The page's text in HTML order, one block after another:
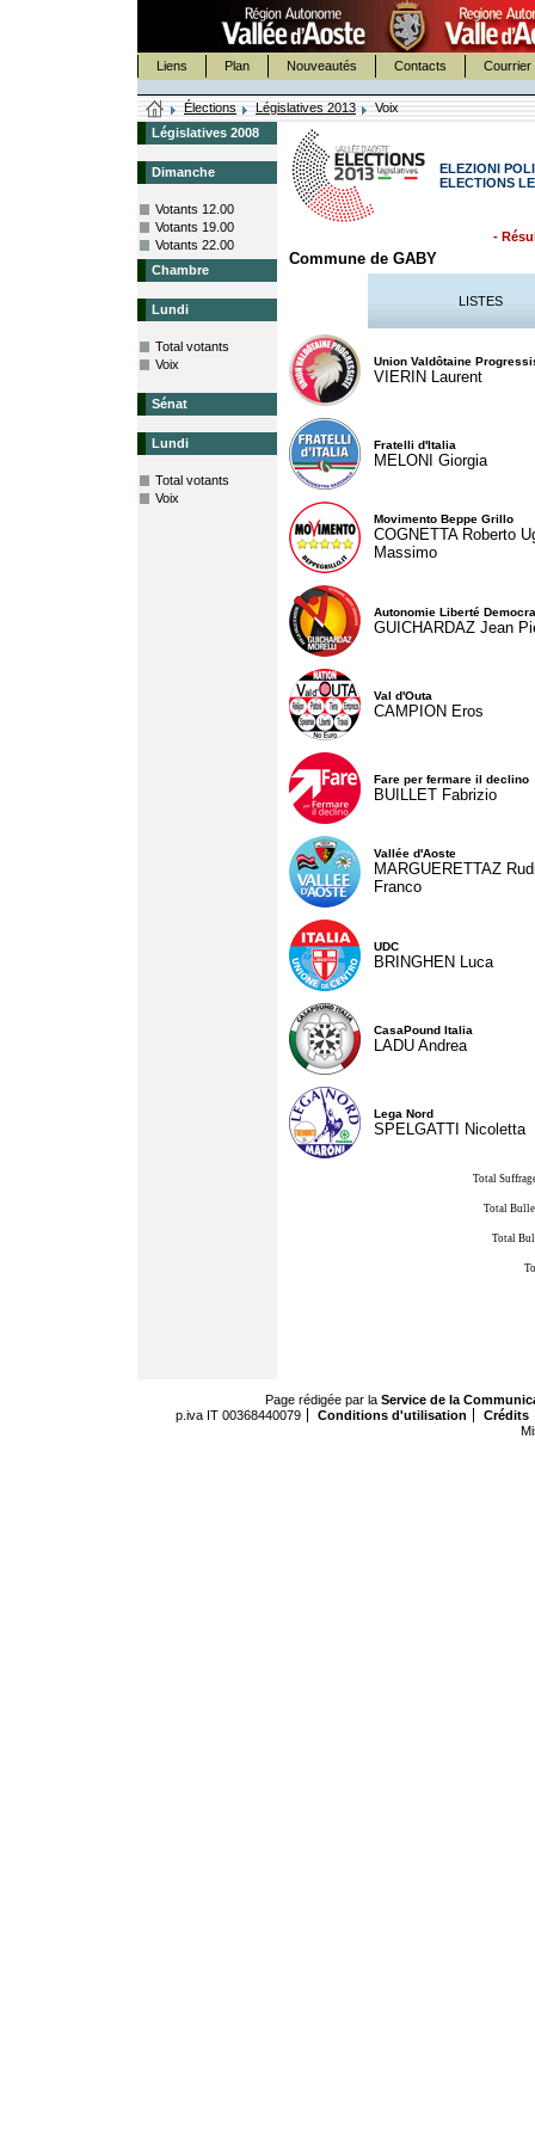
Liens Plan Nouveautés Contacts Courrier
Élections Législatives 2013
Voix
Législatives 2008
Dimanche
Votants 12.00
Votants 19.00
Votants 22.00
Chambre
Lundi
Total votants
Voix
Sénat
Lundi
Total votants
Voix
ELEZIONI
ELECTIONS
-
Commune de GABY
LISTES
Union Valdôtaine
VIERIN Laurent
Fratelli d'Italia
MELONI Giorgia
Movimento Beppe Grillo
COGNETTA Roberto
Massimo
Autonomie Liberté
GUICHARDAZ Jean
Val d'Outa
CAMPION Eros
Fare per fermare il declino
BUILLET Fabrizio
Vallée d'Aoste
MARGUERETTAZ
Franco
UDC
BRINGHEN Luca
CasaPound Italia
LADU Andrea
Lega Nord
SPELGATTI Nicoletta
Total
Total
Total
Page rédigée par la Service de la
p.iva IT 00368440079
Conditions d'utilisation
Crédits